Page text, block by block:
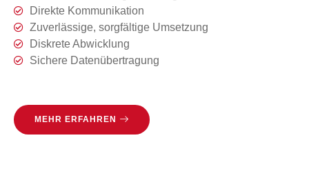
Direkte Kommunikation
Zuverlässige, sorgfältige Umsetzung
Diskrete Abwicklung
Sichere Datenübertragung
MEHR ERFAHREN